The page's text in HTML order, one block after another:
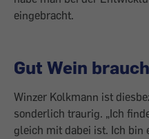
eingebracht.
Gut Wein
Winzer Kolkmann ist
sonderlich traurig. „Ich
gleich mit dabei ist. Ich bin